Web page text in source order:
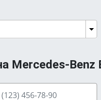
Mercedes-Benz